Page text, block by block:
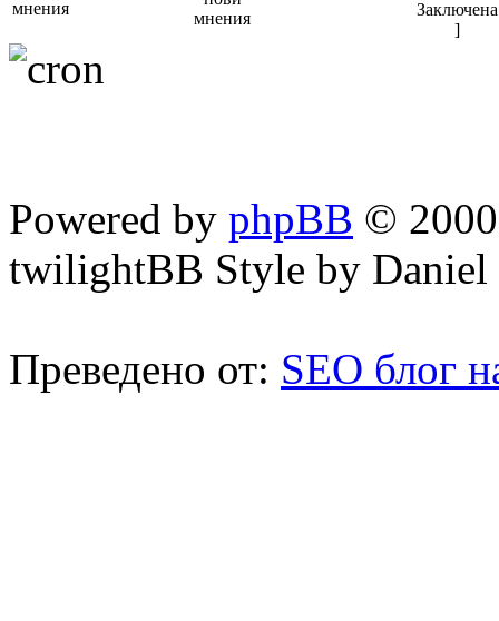
Powered by phpBB ©
twilightBB Style by Daniel
Преведено от: SEO блог